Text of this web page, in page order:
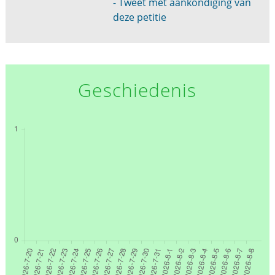
deze petitie
Geschiedenis